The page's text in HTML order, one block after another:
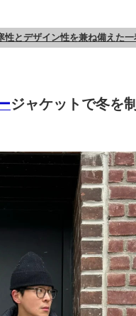
性とデザイン性を兼ね備えた一
ジャケットで冬を